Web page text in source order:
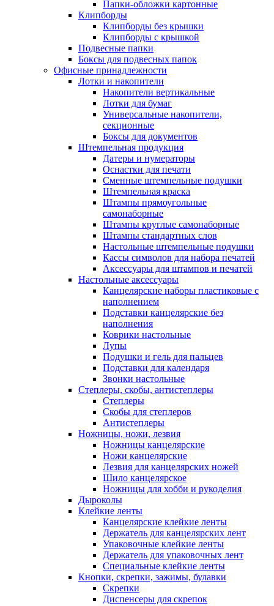
Папки-обложки картонные
Клипборды
Клипборды без крышки
Клипборды с крышкой
Подвесные папки
Боксы для подвесных папок
Офисные принадлежности
Лотки и накопители
Накопители вертикальные
Лотки для бумаг
Универсальные накопители,
секционные
Боксы для документов
Штемпельная продукция
Датеры и нумераторы
Оснастки для печати
Сменные штемпельные подушки
Штемпельная краска
Штампы прямоугольные
самонаборные
Штампы круглые самонаборные
Штампы стандартных слов
Настольные штемпельные подушки
Кассы символов для набора печатей
Аксессуары для штампов и печатей
Настольные аксессуары
Канцелярские наборы пластиковые с
наполнением
Подставки канцелярские без
наполнения
Коврики настольные
Лупы
Подушки и гель для пальцев
Подставки для календаря
Звонки настольные
Степлеры, скобы, антистеплеры
Степлеры
Скобы для степлеров
Антистеплеры
Ножницы, ножи, лезвия
Ножницы канцелярские
Ножи канцелярские
Лезвия для канцелярских ножей
Шило канцелярское
Ножницы для хобби и рукоделия
Дыроколы
Клейкие ленты
Канцелярские клейкие ленты
Держатель для канцелярских лент
Упаковочные клейкие ленты
Держатель для упаковочных лент
Специальные клейкие ленты
Кнопки, скрепки, зажимы, булавки
Скрепки
Диспенсеры для скрепок